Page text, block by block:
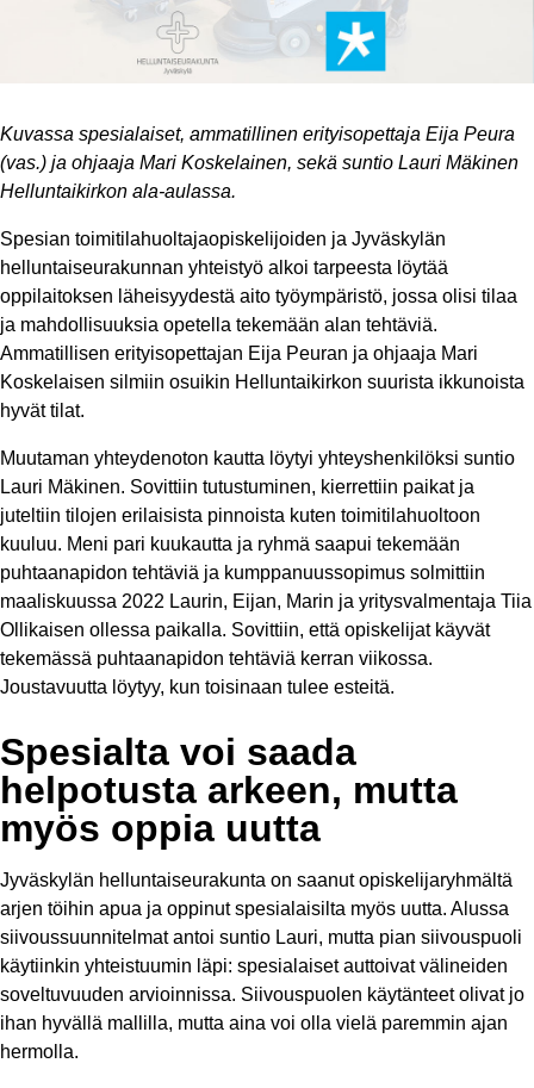
Kuvassa spesialaiset, ammatillinen erityisopettaja Eija Peura
(vas.) ja ohjaaja Mari Koskelainen, sekä suntio Lauri Mäkinen
Helluntaikirkon ala-aulassa.
Spesian toimitilahuoltajaopiskelijoiden ja Jyväskylän
helluntaiseurakunnan yhteistyö alkoi tarpeesta löytää
oppilaitoksen läheisyydestä aito työympäristö, jossa olisi tilaa
ja mahdollisuuksia opetella tekemään alan tehtäviä.
Ammatillisen erityisopettajan Eija Peuran ja ohjaaja Mari
Koskelaisen silmiin osuikin Helluntaikirkon suurista ikkunoista
hyvät tilat.
Muutaman yhteydenoton kautta löytyi yhteyshenkilöksi suntio
Lauri Mäkinen. Sovittiin tutustuminen, kierrettiin paikat ja
juteltiin tilojen erilaisista pinnoista kuten toimitilahuoltoon
kuuluu. Meni pari kuukautta ja ryhmä saapui tekemään
puhtaanapidon tehtäviä ja kumppanuussopimus solmittiin
maaliskuussa 2022 Laurin, Eijan, Marin ja yritysvalmentaja Tiia
Ollikaisen ollessa paikalla. Sovittiin, että opiskelijat käyvät
tekemässä puhtaanapidon tehtäviä kerran viikossa.
Joustavuutta löytyy, kun toisinaan tulee esteitä.
Spesialta voi saada
helpotusta arkeen, mutta
myös oppia uutta
Jyväskylän helluntaiseurakunta on saanut opiskelijaryhmältä
arjen töihin apua ja oppinut spesialaisilta myös uutta. Alussa
siivoussuunnitelmat antoi suntio Lauri, mutta pian siivouspuoli
käytiinkin yhteistuumin läpi: spesialaiset auttoivat välineiden
soveltuvuuden arvioinnissa. Siivouspuolen käytänteet olivat jo
ihan hyvällä mallilla, mutta aina voi olla vielä paremmin ajan
hermolla.